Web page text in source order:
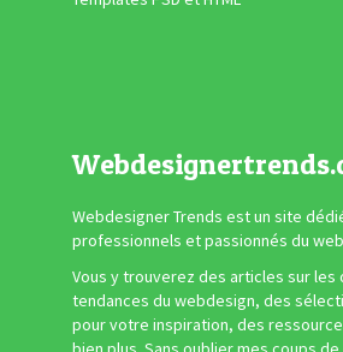
Webdesigner Trends est un site
professionnels et passionnés du
Vous y trouverez des articles sur les
tendances du webdesign, des
pour votre inspiration, des